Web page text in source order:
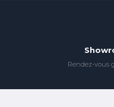
Rendez-vous